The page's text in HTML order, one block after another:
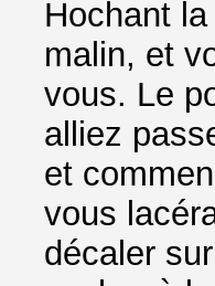
Hochant
malin, et
vous. Le
alliez
et
vous
décaler